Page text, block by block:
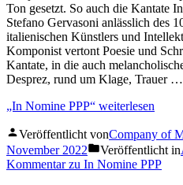
Ton gesetzt. So auch die Kantate
Stefano Gervasoni anlässlich des
italienischen Künstlers und
Komponist vertont Poesie und
Kantate, in die auch
Desprez, rund um Klage, Trauer …
„In Nomine PPP“ weiterlesen
Veröffentlicht vonCompany of
November 2022
Veröffentlicht in
Kommentarzu In Nomine PPP